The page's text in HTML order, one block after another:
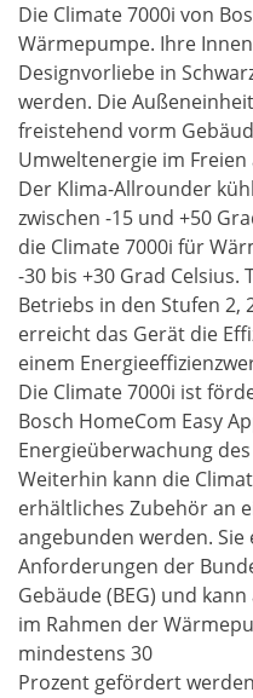
Die Climate 7000i von
Wärmepumpe. Ihre
Designvorliebe in
werden. Die
freistehend vorm
Umweltenergie im Freien
Der Klima-Allrounder
zwischen -15 und +50
die Climate 7000i für
-30 bis +30 Grad
Betriebs in den Stufen 2,
erreicht das Gerät die
einem
Die Climate 7000i ist
Bosch HomeCom Easy
Energieüberwachung
Weiterhin kann die
erhältliches Zubehör an
angebunden werden.
Anforderungen der
Gebäude (BEG) und
im Rahmen der
mindestens 30
Prozent gefördert